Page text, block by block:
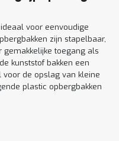
voor eenvoudige
zijn stapelbaar,
toegang als
kunststof bakken een
de opslag van kleine
plastic opbergbakken